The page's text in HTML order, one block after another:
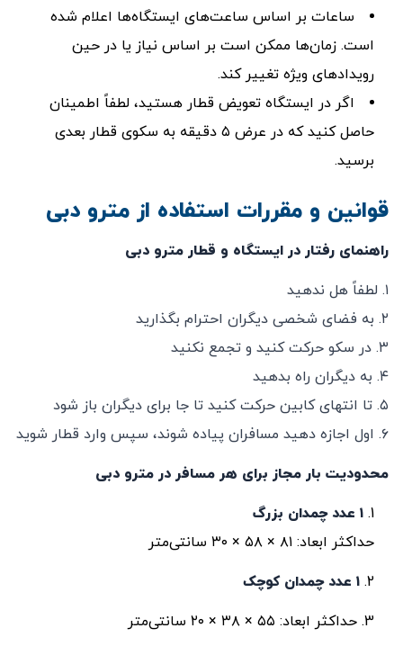
ساعات بر اساس ساعت‌های ایستگاه‌ها اعلام شده
است. زمان‌ها ممکن است بر اساس نیاز یا در حین
رویدادهای ویژه تغییر کند.
اگر در ایستگاه تعویض قطار هستید، لطفاً اطمینان
حاصل کنید که در عرض ۵ دقیقه به سکوی قطار بعدی
برسید.
قوانین و مقررات استفاده از مترو دبی
راهنمای رفتار در ایستگاه و قطار مترو دبی
۱. لطفاً هل ندهید
۲. به فضای شخصی دیگران احترام بگذارید
۳. در سکو حرکت کنید و تجمع نکنید
۴. به دیگران راه بدهید
۵. تا انتهای کابین حرکت کنید تا جا برای دیگران باز شود
۶. اول اجازه دهید مسافران پیاده شوند، سپس وارد قطار شوید
محدودیت بار مجاز برای هر مسافر در مترو دبی
۱ عدد چمدان بزرگ
حداکثر ابعاد: ۸۱ × ۵۸ × ۳۰ سانتی‌متر
۱ عدد چمدان کوچک
حداکثر ابعاد: ۵۵ × ۳۸ × ۲۰ سانتی‌متر